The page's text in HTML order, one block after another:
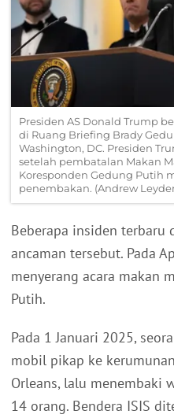
Presiden AS Donald Trump
di Ruang Briefing Brady
Washington, DC. Presiden
setelah pembatalan Makan
Koresponden Gedung Putih
penembakan. (Andrew
Beberapa insiden terbaru
ancaman tersebut. Pada
menyerang acara makan
Putih.
Pada 1 Januari 2025,
mobil pikap ke
Orleans, lalu menembaki
14 orang. Bendera ISIS